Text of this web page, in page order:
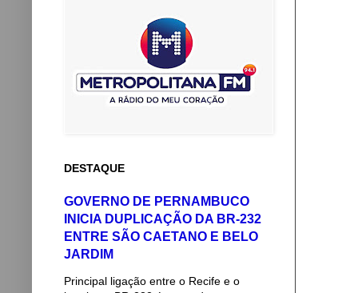
DESTAQUE
GOVERNO DE PERNAMBUCO
INICIA DUPLICAÇÃO DA BR-232
ENTRE SÃO CAETANO E BELO
JARDIM
Principal ligação entre o Recife e o